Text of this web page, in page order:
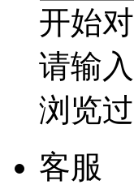
开始
请输
浏览
客服